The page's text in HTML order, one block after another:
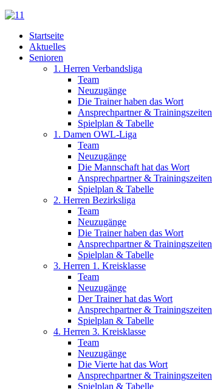
Startseite
Aktuelles
Senioren
1. Herren Verbandsliga
Team
Neuzugänge
Die Trainer haben das Wort
Ansprechpartner & Trainingszeiten
Spielplan & Tabelle
1. Damen OWL-Liga
Team
Neuzugänge
Die Mannschaft hat das Wort
Ansprechpartner & Trainingszeiten
Spielplan & Tabelle
2. Herren Bezirksliga
Team
Neuzugänge
Die Trainer haben das Wort
Ansprechpartner & Trainingszeiten
Spielplan & Tabelle
3. Herren 1. Kreisklasse
Team
Neuzugänge
Der Trainer hat das Wort
Ansprechpartner & Trainingszeiten
Spielplan & Tabelle
4. Herren 3. Kreisklasse
Team
Neuzugänge
Die Vierte hat das Wort
Ansprechpartner & Trainingszeiten
Spielplan & Tabelle